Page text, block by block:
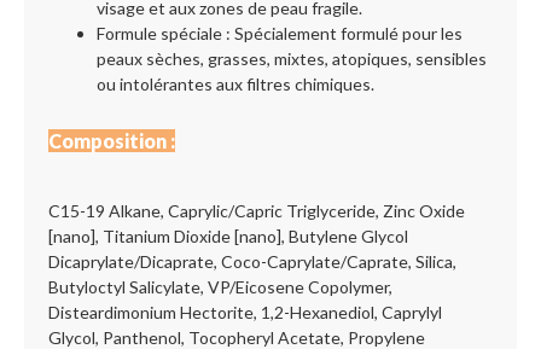
visage et aux zones de peau fragile.
Formule spéciale : Spécialement formulé pour les
peaux sèches, grasses, mixtes, atopiques, sensibles
ou intolérantes aux filtres chimiques.
Composition :
C15-19 Alkane, Caprylic/Capric Triglyceride, Zinc Oxide
[nano], Titanium Dioxide [nano], Butylene Glycol
Dicaprylate/Dicaprate, Coco-Caprylate/Caprate, Silica,
Butyloctyl Salicylate, VP/Eicosene Copolymer,
Disteardimonium Hectorite, 1,2-Hexanediol, Caprylyl
Glycol, Panthenol, Tocopheryl Acetate, Propylene